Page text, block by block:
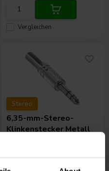
Vergleichen
Stereo
6,35-mm-Stereo-
Klinkenstecker Metall
0